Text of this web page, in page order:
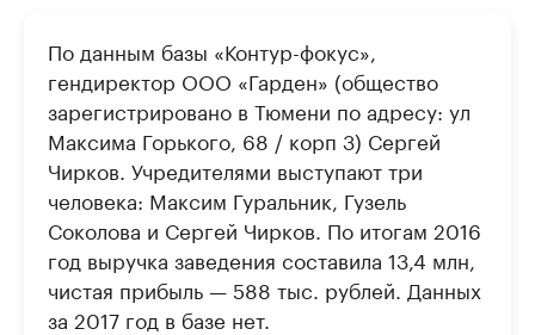
По данным базы «Контур-фокус»,
гендиректор ООО «Гарден» (общество
зарегистрировано в Тюмени по адресу: ул
Максима Горького, 68 / корп 3) Сергей
Чирков. Учредителями выступают три
человека: Максим Гуральник, Гузель
Соколова и Сергей Чирков. По итогам 2016
год выручка заведения составила 13,4 млн,
чистая прибыль — 588 тыс. рублей. Данных
за 2017 год в базе нет.